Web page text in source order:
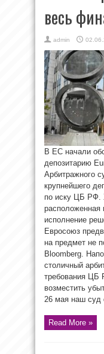
весь
admin
В ЕС начали
депозитарию
Арбитражного
крупнейшего
по иску ЦБ РФ.
исполнение
Евросоюз
на предмет не
Bloomberg.
столичный
требования ЦБ
возместить
26 мая наш суд
Read More »